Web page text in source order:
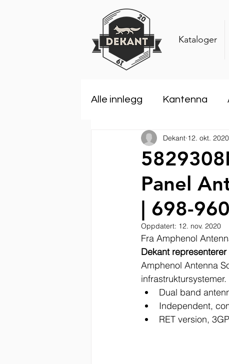
Kataloger
Alle innlegg Kantenna
Rosenberger
ANDREW an Amphenol
Panel
| 698-
Dekant 12. okt. 2020
Oppdatert: 12. nov. 2020
Fra Amphenol
Dekant
Amphenol Antenna
infrastruktursystemer.
Dual band
Independent,
RET version,